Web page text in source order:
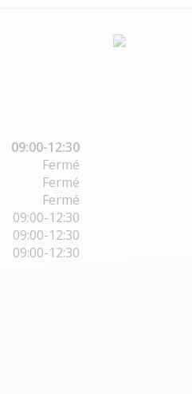
09:00-12:30
Fermé
Fermé
Fermé
09:00-12:30
09:00-12:30
09:00-12:30